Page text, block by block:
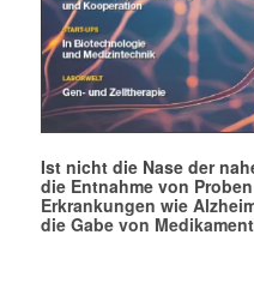
Ist nicht die Nase der
die Entnahme von
Erkrankungen wie
die Gabe von